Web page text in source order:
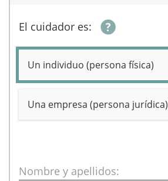
El cuidador es:
Un individuo (persona física)
Una empresa (persona jurídica)
Nombre y apellidos: